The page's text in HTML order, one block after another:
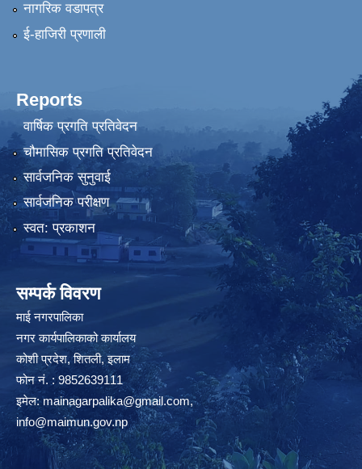
नागरिक वडापत्र
ई-हाजिरी प्रणाली
Reports
वार्षिक प्रगति प्रतिवेदन
चौमासिक प्रगति प्रतिवेदन
सार्वजनिक सुनुवाई
सार्वजनिक परीक्षण
स्वत: प्रकाशन
सम्पर्क विवरण
माई नगरपालिका
नगर कार्यपालिकाको कार्यालय
कोशी प्रदेश, शितली, इलाम
फोन नं. : 9852639111
इमेल:mainagarpalika@gmail.com,
info@maimun.gov.np